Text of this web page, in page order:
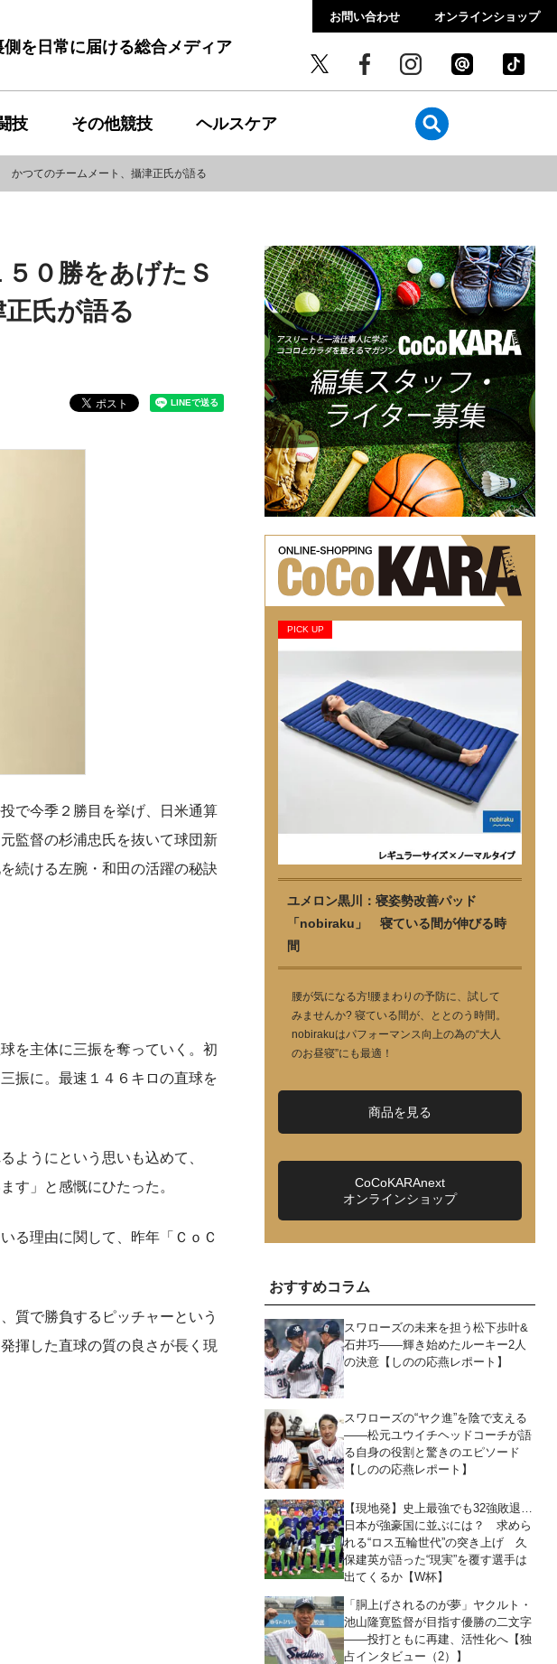
を日常に届ける総合メディア
お問い合わせ オンラインショップ
技 その他競技 ヘルスケア
かつてのチームメート、攝津正氏が語る
０勝をあげたＳ
氏が語る
で今季２勝目を挙げ、日米通算
監督の杉浦忠氏を抜いて球団新
続ける左腕・和田の活躍の秘訣
を主体に三振を奪っていく。初
振に。最速１４６キロの直球を
ようにという思いも込めて、
す」と感慨にひたった。
る理由に関して、昨年「ＣｏＣ
質で勝負するピッチャーという
揮した直球の質の良さが長く現
PICK UP
ユメロン黒川：寝姿勢改善パッド
「nobiraku」 寝ている間が伸びる時
間
腰が気になる方!腰まわりの予防に、試して
みませんか? 寝ている間が、ととのう時間。
nobirakuはパフォーマンス向上の為の“大人
のお昼寝”にも最適！
商品を見る
CoCoKARAnext
オンラインショップ
おすすめコラム
スワローズの未来を担う松下歩叶&
石井巧――輝き始めたルーキー2人
の決意【しのの応燕レポート】
スワローズの“ヤク進”を陰で支える
――松元ユウイチヘッドコーチが語
る自身の役割と驚きのエピソード
【しのの応燕レポート】
【現地発】史上最強でも32強敗退…
日本が強豪国に並ぶには？ 求めら
れる“ロス五輪世代”の突き上げ 久
保建英が語った“現実”を覆す選手は
出てくるか【W杯】
「胴上げされるのが夢」ヤクルト・
池山隆寛監督が目指す優勝の二文字
――投打ともに再建、活性化へ【独
占インタビュー（2）】